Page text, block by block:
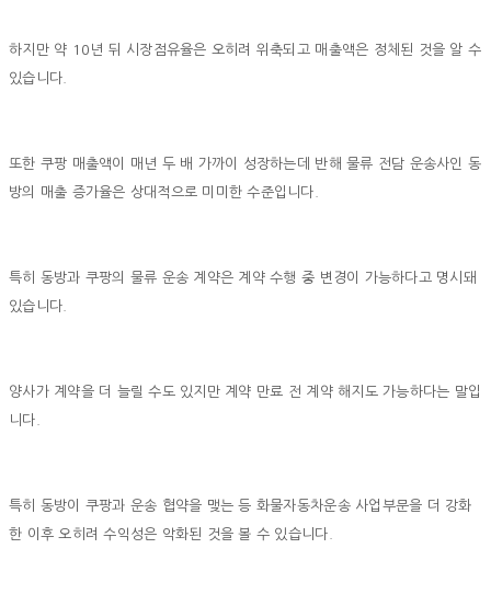
하지만 약 10년 뒤 시장점유율은 오히려 위축되고 매출액은 정체된 것을 알 수
있습니다.
또한 쿠팡 매출액이 매년 두 배 가까이 성장하는데 반해 물류 전담 운송사인 동
방의 매출 증가율은 상대적으로 미미한 수준입니다.
특히 동방과 쿠팡의 물류 운송 계약은 계약 수행 중 변경이 가능하다고 명시돼
있습니다.
양사가 계약을 더 늘릴 수도 있지만 계약 만료 전 계약 해지도 가능하다는 말입
니다.
특히 동방이 쿠팡과 운송 협약을 맺는 등 화물자동차운송 사업부문을 더 강화
한 이후 오히려 수익성은 악화된 것을 볼 수 있습니다.